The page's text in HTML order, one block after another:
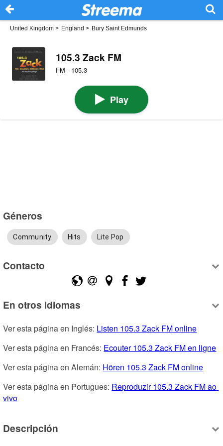
United Kingdom > England > Bury Saint Edmunds
105.3 Zack FM
FM · 105.3
Play
Géneros
Community Hits Lite Pop
Contacto
En otros idiomas
Ver esta página en Inglés: Listen 105.3 Zack FM online
Ver esta página en Francés: Ecouter 105.3 Zack FM en ligne
Ver esta página en Alemán: Hören 105.3 Zack FM online
Ver esta página en Portugues: Reproduzir 105.3 Zack FM ao
vivo
Descripción